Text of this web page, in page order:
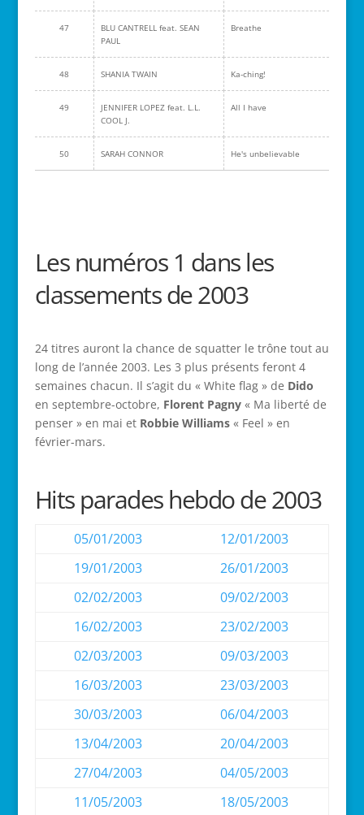
47
BLU CANTRELL feat. SEAN
PAUL
Breathe
48 SHANIA TWAIN Ka-ching!
49
JENNIFER LOPEZ feat. L.L.
COOL J.
All I have
50 SARAH CONNOR He's unbelievable
Les numéros 1 dans les
classements de 2003
24 titres auront la chance de squatter le trône tout au
long de l’année 2003. Les 3 plus présents feront 4
semaines chacun. Il s’agit du « White flag » de Dido
en septembre-octobre, Florent Pagny « Ma liberté de
penser » en mai et Robbie Williams « Feel » en
février-mars.
Hits parades hebdo de 2003
05/01/2003
12/01/2003
19/01/2003
26/01/2003
02/02/2003
09/02/2003
16/02/2003
23/02/2003
02/03/2003
09/03/2003
16/03/2003
23/03/2003
30/03/2003
06/04/2003
13/04/2003
20/04/2003
27/04/2003
04/05/2003
11/05/2003
18/05/2003